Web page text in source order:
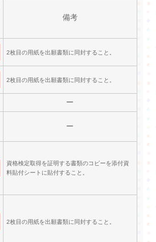
備考
2枚目の用紙を出願書類に同封すること。
2枚目の用紙を出願書類に同封すること。
ー
ー
資格検定取得を証明する書類のコピーを添付資
料貼付シートに貼付すること。
2枚目の用紙を出願書類に同封すること。